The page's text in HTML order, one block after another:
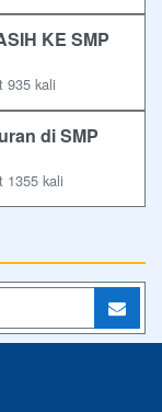
KE SMP
935 kali
di SMP
1355 kali